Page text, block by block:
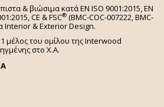
& βιώσιμα κατά EN ISO 9001:2015, EN
CE & FSC® (BMC-COC-007222, BMC-
Interior & Exterior Design.
μέλος του ομίλου της Interwood
στο Χ.A.